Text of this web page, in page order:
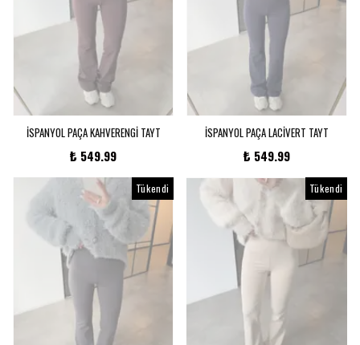
İSPANYOL PAÇA KAHVERENGİ TAYT
₺ 549.99
İSPANYOL PAÇA LACİVERT TAYT
₺ 549.99
Tükendi Tükendi